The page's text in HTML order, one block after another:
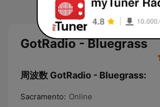
GotRadio - Bluegrass
周波数 GotRadio - Bluegrass:
Sacramento: Online